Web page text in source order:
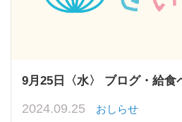
9月25日〈水〉 ブログ・給食
2024.09.25 おしらせ